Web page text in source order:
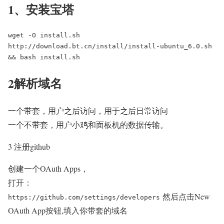
1、安装宝塔
wget -O install.sh
http://download.bt.cn/install/install-ubuntu_6.0.sh
2解析域名
一个带套，用户之后访问，用于之后日常访问
一个不带套，用户小鸡和面板机的数据传输。
3 注册github
创建一个OAuth Apps，
打开：
https://github.com/settings/developers 然后点击New
OAuth App按钮,填入你带套的域名